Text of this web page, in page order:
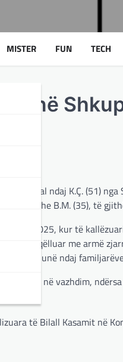
MISTER FUN TECH
në
penal ndaj K.Ç. (51)
(23) dhe B.M. (35), të
gusht 2025, kur të
K.Ç. ka qëlluar me armë
dhunë ndaj
janë në vazhdim,
të Bilall Kasamit në